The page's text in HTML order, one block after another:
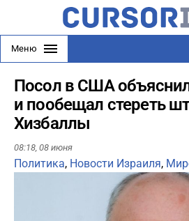
Меню
Посол в США
и пообещал стереть
Хизбаллы
08:18, 08 июня
Политика, Новости Израиля,